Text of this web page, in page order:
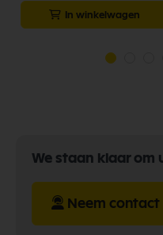
In winkelwagen
We staan klaar om
Neem contact